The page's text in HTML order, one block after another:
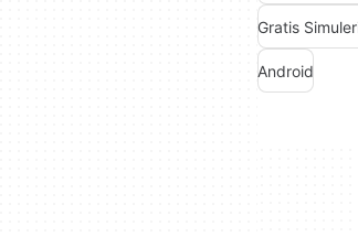
Gratis
Android